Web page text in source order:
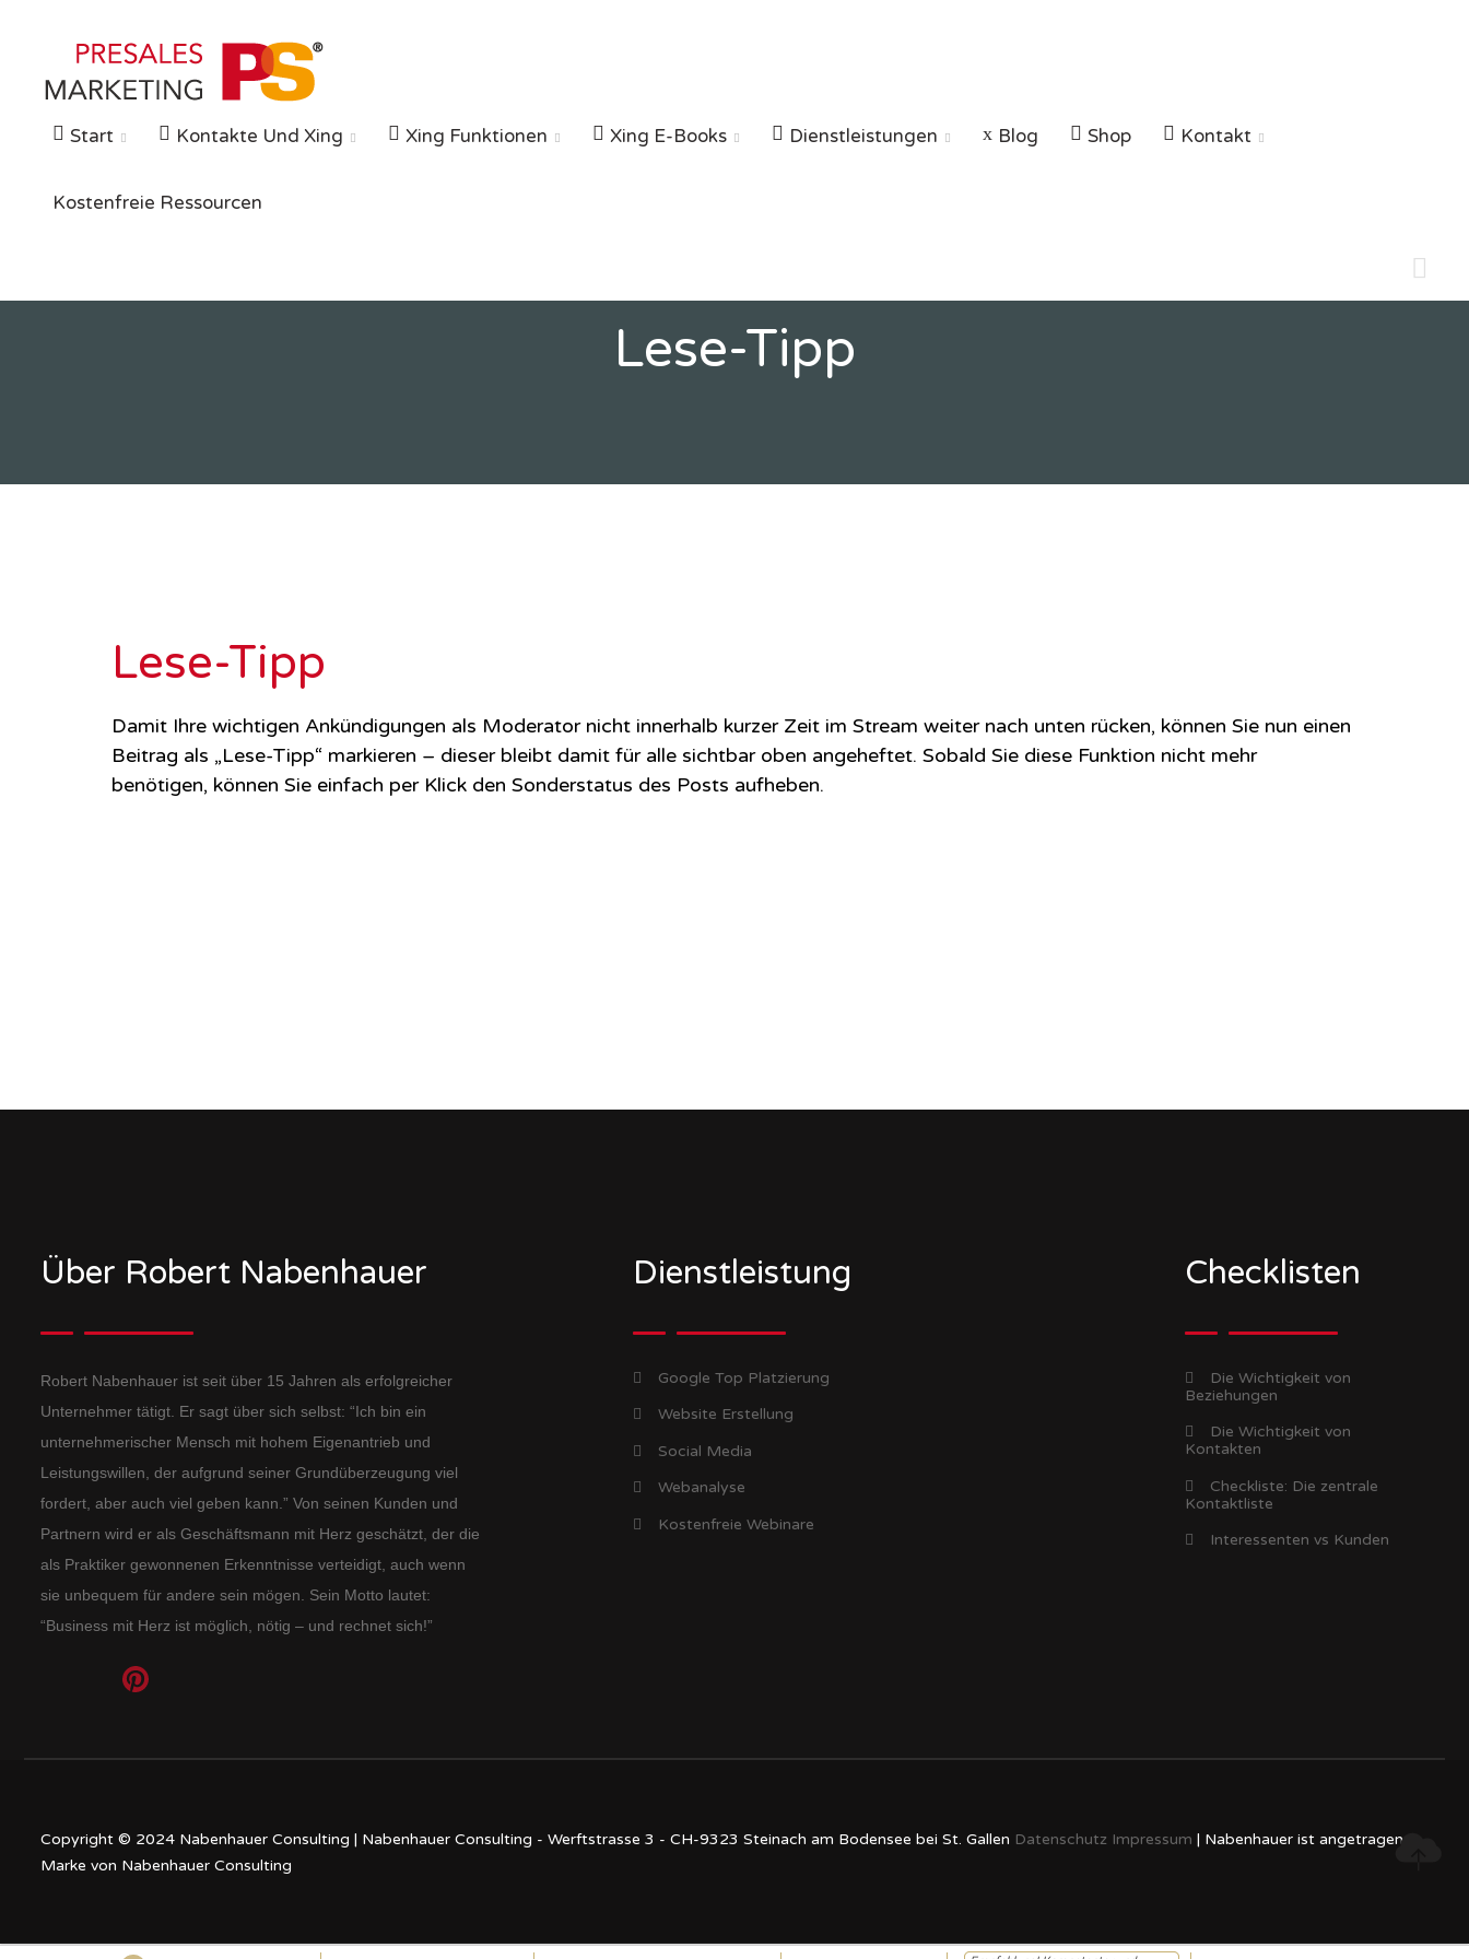
Start  Kontakte Und Xing  Xing Funktionen  Xing E-Books  Dienstleistungen  Blog Shop Kontakt 
Kostenfreie Ressourcen
Lese-Tipp
Lese-Tipp
Damit Ihre wichtigen Ankündigungen als Moderator nicht innerhalb kurzer Zeit im Stream weiter nach unten rücken, können Sie nun einen
Beitrag als „Lese-Tipp“ markieren – dieser bleibt damit für alle sichtbar oben angeheftet. Sobald Sie diese Funktion nicht mehr
benötigen, können Sie einfach per Klick den Sonderstatus des Posts aufheben.
Über Robert Nabenhauer
Robert Nabenhauer ist seit über 15 Jahren als erfolgreicher
Unternehmer tätigt. Er sagt über sich selbst: “Ich bin ein
unternehmerischer Mensch mit hohem Eigenantrieb und
Leistungswillen, der aufgrund seiner Grundüberzeugung viel
fordert, aber auch viel geben kann.” Von seinen Kunden und
Partnern wird er als Geschäftsmann mit Herz geschätzt, der die
als Praktiker gewonnenen Erkenntnisse verteidigt, auch wenn
sie unbequem für andere sein mögen. Sein Motto lautet:
“Business mit Herz ist möglich, nötig – und rechnet sich!”
Dienstleistung
Google Top Platzierung
Website Erstellung
Social Media
Webanalyse
Kostenfreie Webinare
Checklisten
Die Wichtigkeit von
Beziehungen
Die Wichtigkeit von
Kontakten
Checkliste: Die zentrale
Kontaktliste
Interessenten vs Kunden
Copyright © 2024 Nabenhauer Consulting | Nabenhauer Consulting - Werftstrasse 3 - CH-9323 Steinach am Bodensee bei St. Gallen Datenschutz Impressum | Nabenhauer ist angetragene
Marke von Nabenhauer Consulting